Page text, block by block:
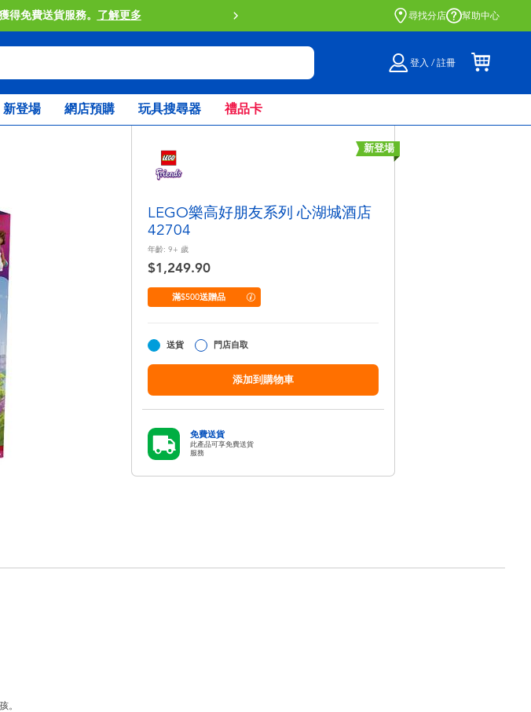
得免費送貨服務。 了解更多 門店自取服務 網上購買並在店內
尋找分店 幫助中心
登入 / 註冊
新登場 網店預購 玩具搜尋器 禮品卡
新登場
LEGO樂高好朋友系列 心湖城酒店
42704
年齡: 9+ 歲
$1,249.90
滿$500送贈品
送貨 門店自取
添加到購物車
免費送貨
此產品可享免費送貨
服務
。